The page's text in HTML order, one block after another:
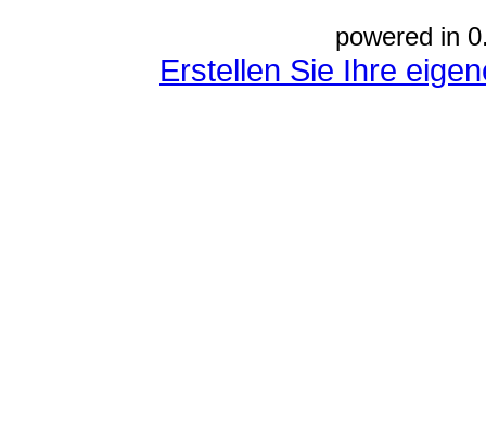
powered in
Erstellen Sie Ihre